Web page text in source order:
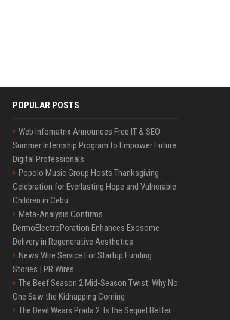
POPULAR POSTS
Web Infomatrix Announces Free IT & SEO
Summer Internship Program to Empower Future
Digital Professionals
Popolo Music Group Hosts Thanksgiving
Celebration for Everlasting Hope and Vulnerable
Children in Cebu
Meta-Analysis Confirms
DermoElectroPoration Enhances Exosome
Delivery in Regenerative Aesthetics
News Wire Service For Startup Funding
Stories | PR Wires
The Beef Season 2 Mid-Season Twist: Why No
One Saw the Kidnapping Coming
The Devil Wears Prada 2: Is the Sequel Better